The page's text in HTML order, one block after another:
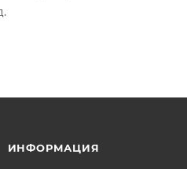
ИНФОРМАЦИЯ